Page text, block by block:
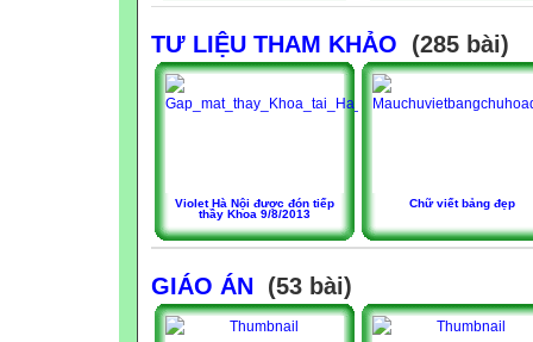
TƯ LIỆU THAM KHẢO (285 bài)
Violet Hà Nội được đón tiếp
thầy Khoa 9/8/2013
Chữ viết bảng đẹp
GIÁO ÁN (53 bài)